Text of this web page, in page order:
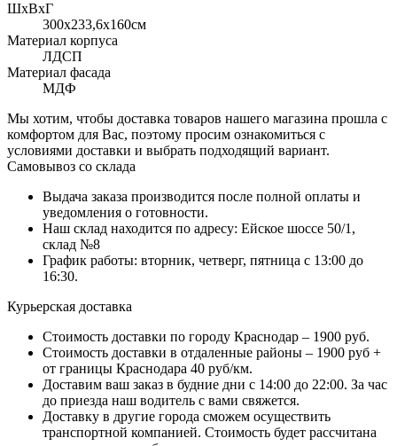
ШхВхГ
300x233,6х160см
Материал корпуса
ЛДСП
Материал фасада
МДФ
Мы хотим, чтобы доставка товаров нашего магазина прошла с
комфортом для Вас, поэтому просим ознакомиться с
условиями доставки и выбрать подходящий вариант.
Самовывоз со склада
Выдача заказа производится после полной оплаты и
уведомления о готовности.
Наш склад находится по адресу: Ейское шоссе 50/1,
склад №8
График работы: вторник, четверг, пятница с 13:00 до
16:30.
Курьерская доставка
Стоимость доставки по городу Краснодар – 1900 руб.
Стоимость доставки в отдаленные районы – 1900 руб +
от границы Краснодара 40 руб/км.
Доставим ваш заказ в будние дни с 14:00 до 22:00. За час
до приезда наш водитель с вами свяжется.
Доставку в другие города сможем осуществить
транспортной компанией. Стоимость будет рассчитана